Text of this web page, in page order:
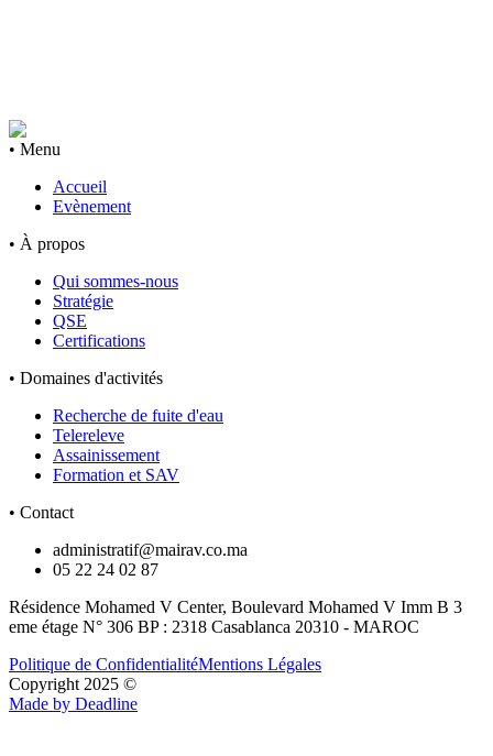
• Menu
Accueil
Evènement
• À propos
Qui sommes-nous
Stratégie
QSE
Certifications
• Domaines d'activités
Recherche de fuite d'eau
Telereleve
Assainissement
Formation et SAV
• Contact
administratif@mairav.co.ma
05 22 24 02 87
Résidence Mohamed V Center, Boulevard Mohamed V Imm B 3
eme étage N° 306 BP : 2318 Casablanca 20310 - MAROC
Politique de ConfidentialitéMentions Légales
Copyright 2025 ©
Made by Deadline